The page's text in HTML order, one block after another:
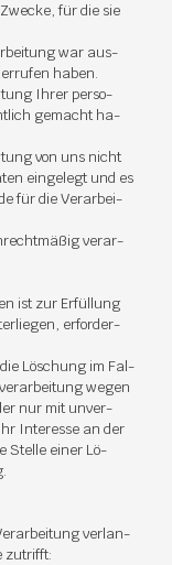
für die sie
war aus­
ha­ben.
Ih­rer per­so­
ge­macht ha­
von uns nicht
ein­ge­legt und es
für die Ver­ar­bei­
ver­ar­
ist zur Er­fül­lung
er­for­der­
Lö­schung im Fal­
we­gen
nur mit un­ver­
In­ter­es­se an der
Stel­le ei­ner Lö­
ver­lan­
zu­trifft: